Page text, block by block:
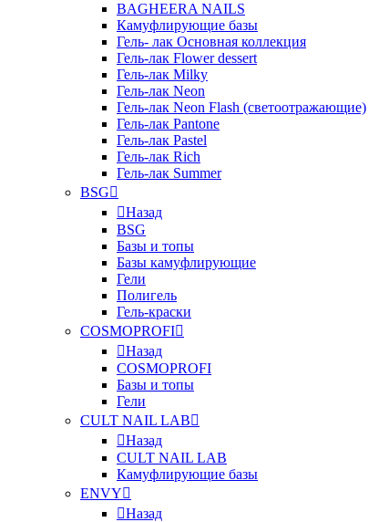
BAGHEERA NAILS
Камуфлирующие базы
Гель- лак Основная коллекция
Гель-лак Flower dessert
Гель-лак Milky
Гель-лак Neon
Гель-лак Neon Flash (светоотражающие)
Гель-лак Pantone
Гель-лак Pastel
Гель-лак Rich
Гель-лак Summer
BSG
Назад
BSG
Базы и топы
Базы камуфлирующие
Гели
Полигель
Гель-краски
COSMOPROFI
Назад
COSMOPROFI
Базы и топы
Гели
CULT NAIL LAB
Назад
CULT NAIL LAB
Камуфлирующие базы
ENVY
Назад